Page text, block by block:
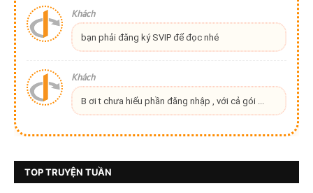
Khách
bạn phải đăng ký SVIP để đọc nhé
Khách
B ơi t chưa hiểu phần đăng nhập , với cả gói ...
TOP TRUYỆN TUẦN